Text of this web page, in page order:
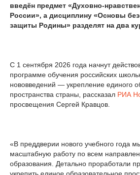
введён предмет
России», а дисциплину «Основы
защиты Родины» разделят на два
С 1 сентября 2026 года начнут
программе обучения российских
нововведений — укрепление единого
пространства страны, рассказал РИА
просвещения Сергей Кравцов.
«В преддверии нового учебного года
масштабную работу по всем
образования. Детально проработали
укрепить единое образовательное